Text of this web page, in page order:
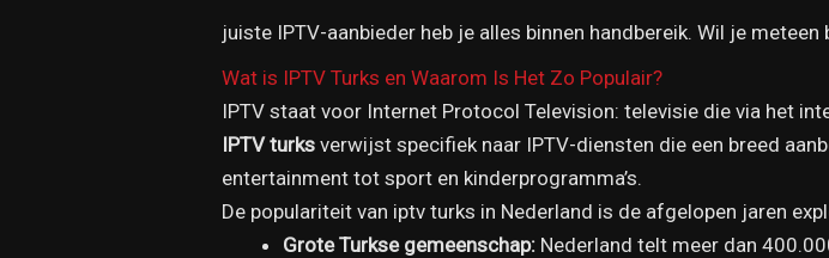
juiste IPTV-aanbieder heb je alles binnen handbereik. Wil je meteen
Wat is IPTV Turks en Waarom Is Het Zo Populair?
IPTV staat voor Internet Protocol Television: televisie die via het
IPTV turks verwijst specifiek naar IPTV-diensten die een breed
entertainment tot sport en kinderprogramma’s.
De populariteit van iptv turks in Nederland is de afgelopen jaren
Grote Turkse gemeenschap: Nederland telt meer dan